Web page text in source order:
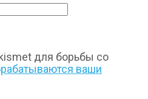
для борьбы со
ваши